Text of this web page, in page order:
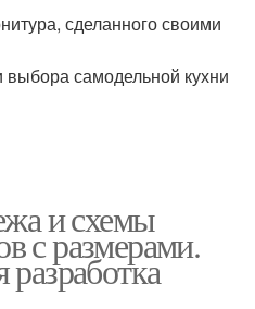
сделанного своими
самодельной кухни
и схемы
с размерами.